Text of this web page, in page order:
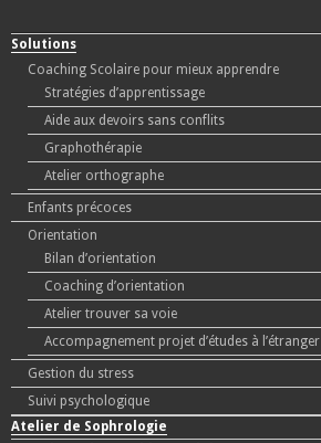
Solutions
Coaching Scolaire pour mieux apprendre
Stratégies d’apprentissage
Aide aux devoirs sans conflits
Graphothérapie
Atelier orthographe
Enfants précoces
Orientation
Bilan d’orientation
Coaching d’orientation
Atelier trouver sa voie
Accompagnement projet d’études à l’étranger
Gestion du stress
Suivi psychologique
Atelier de Sophrologie